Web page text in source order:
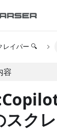
レイパー 🔍
容
スク